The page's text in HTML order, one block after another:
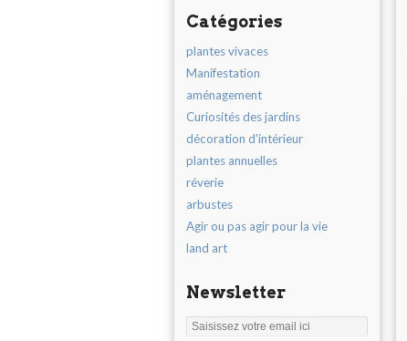
Catégories
plantes vivaces
Manifestation
aménagement
Curiosités des jardins
décoration d'intérieur
plantes annuelles
réverie
arbustes
Agir ou pas agir pour la vie
land art
Newsletter